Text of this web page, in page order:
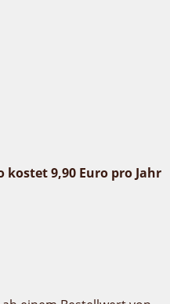
9,90 Euro pro Jahr